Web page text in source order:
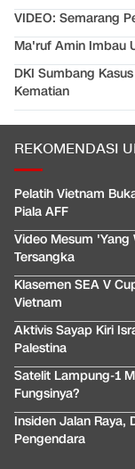
VIDEO: Semarang
Ma'ruf Amin Imbau
DKI Sumbang
Kematian
REKOMENDASI
Pelatih Vietnam
Piala AFF
Video Mesum
Tersangka
Klasemen SEA V
Vietnam
Aktivis Sayap Kiri
Palestina
Satelit Lampung-1
Fungsinya?
Insiden Jalan Raya,
Pengendara